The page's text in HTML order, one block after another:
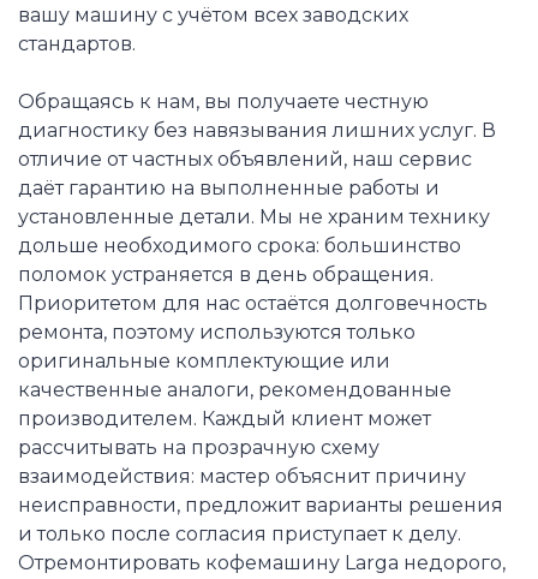
вашу машину с учётом всех заводских
стандартов.
Обращаясь к нам, вы получаете честную
диагностику без навязывания лишних услуг. В
отличие от частных объявлений, наш сервис
даёт гарантию на выполненные работы и
установленные детали. Мы не храним технику
дольше необходимого срока: большинство
поломок устраняется в день обращения.
Приоритетом для нас остаётся долговечность
ремонта, поэтому используются только
оригинальные комплектующие или
качественные аналоги, рекомендованные
производителем. Каждый клиент может
рассчитывать на прозрачную схему
взаимодействия: мастер объяснит причину
неисправности, предложит варианты решения
и только после согласия приступает к делу.
Отремонтировать кофемашину Larga недорого,